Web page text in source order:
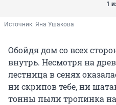
1
Источник: Яна Ушакова
Обойдя дом со всех
внутрь. Несмотря на
лестница в сенях
ни скрипов тебе, ни
тонны пыли тропинка